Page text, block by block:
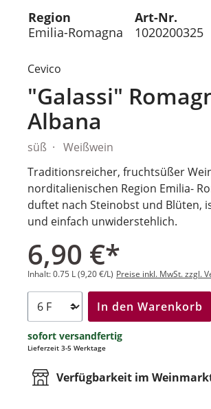
Region
Emilia-Romagna
Art-Nr.
1020200325
Cevico
"Galassi"
Albana
süß
Weißwein
Traditionsreicher, fruchtsüßer
norditalienischen Region Emilia-
duftet nach Steinobst und Blüten,
und einfach unwiderstehlich.
6,90 €*
Inhalt:0.75 L(9,20 €/L) Preise inkl. MwSt. zzgl.
In den Warenkorb
sofort versandfertig
Lieferzeit 3-5 Werktage
Verfügbarkeit im